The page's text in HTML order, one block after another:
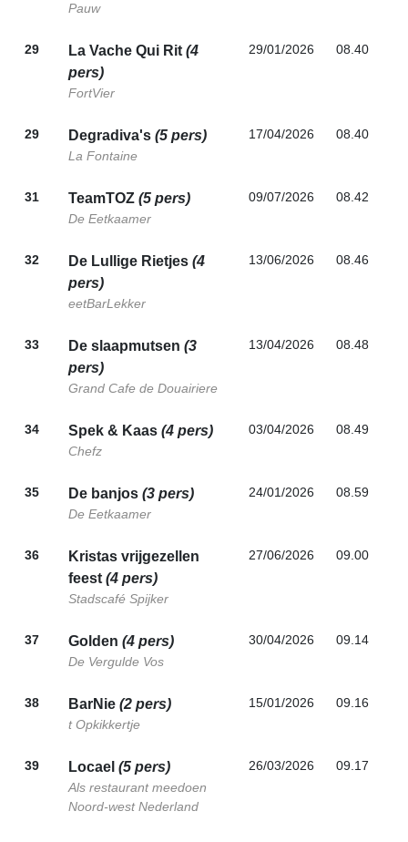
Pauw
29 La Vache Qui Rit (4
pers)
FortVier
29/01/2026 08.40
29 Degradiva's (5 pers)
La Fontaine
17/04/2026 08.40
31 TeamTOZ (5 pers)
De Eetkaamer
09/07/2026 08.42
32 De Lullige Rietjes (4
pers)
eetBarLekker
13/06/2026 08.46
33 De slaapmutsen (3
pers)
Grand Cafe de Douairiere
13/04/2026 08.48
34 Spek & Kaas (4 pers)
Chefz
03/04/2026 08.49
35 De banjos (3 pers)
De Eetkaamer
24/01/2026 08.59
36
Kristas vrijgezellen
feest (4 pers)
Stadscafé Spijker
27/06/2026 09.00
37 Golden (4 pers)
De Vergulde Vos
30/04/2026 09.14
38 BarNie (2 pers)
t Opkikkertje
15/01/2026 09.16
39 Locael (5 pers)
Als restaurant meedoen
Noord-west Nederland
26/03/2026 09.17